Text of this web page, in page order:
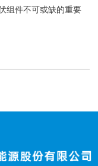
组件不可或缺的重要